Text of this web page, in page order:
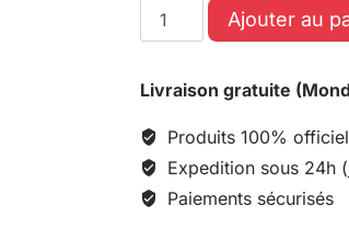
Ajouter au
Livraison gratuite
Produits 100%
Expedition sous 24h
Paiements sécurisés